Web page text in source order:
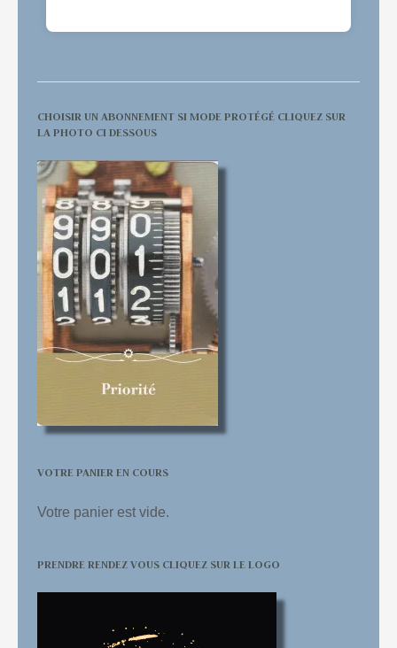
CHOISIR UN ABONNEMENT SI MODE PROTÉGÉ CLIQUEZ SUR
LA PHOTO CI DESSOUS
VOTRE PANIER EN COURS
Votre panier est vide.
PRENDRE RENDEZ VOUS CLIQUEZ SUR LE LOGO